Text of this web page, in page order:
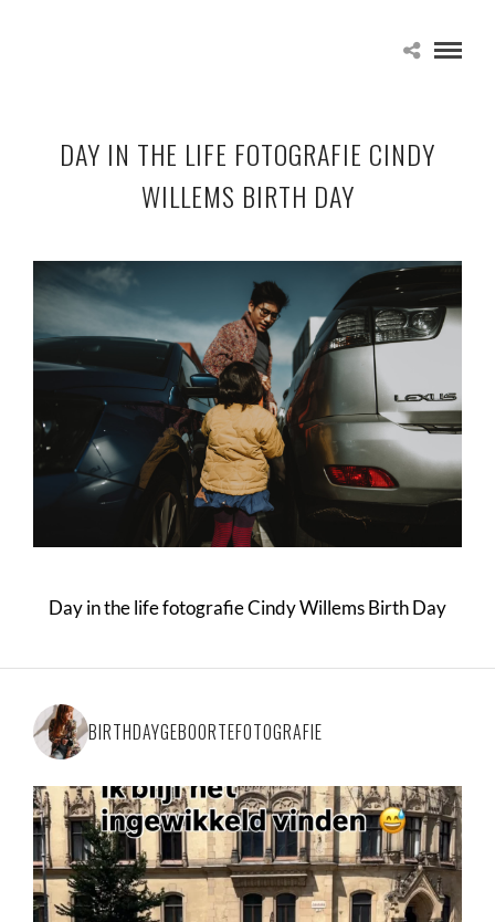
DAY IN THE LIFE FOTOGRAFIE CINDY
WILLEMS BIRTH DAY
Day in the life fotografie Cindy Willems Birth Day
BIRTHDAYGEBOORTEFOTOGRAFIE